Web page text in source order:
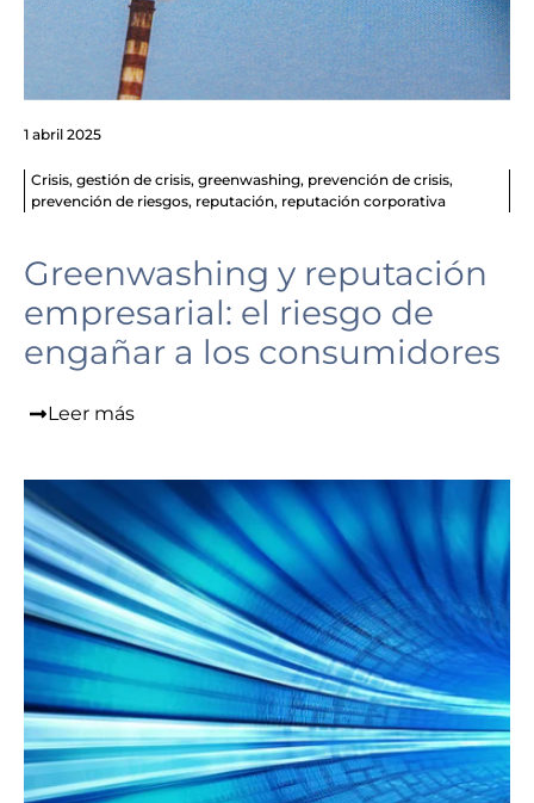
1 abril 2025
Crisis, gestión de crisis, greenwashing, prevención de crisis,
prevención de riesgos, reputación, reputación corporativa
Greenwashing y reputación
empresarial: el riesgo de
engañar a los consumidores
Leer más